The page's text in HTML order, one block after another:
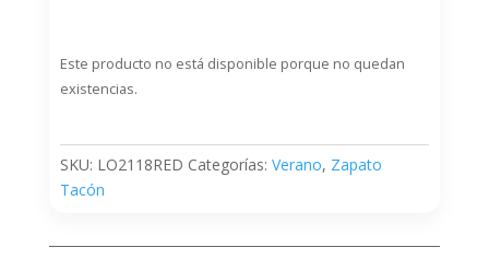
Este producto no está disponible porque no quedan
existencias.
SKU: LO2118RED Categorías: Verano, Zapato
Tacón